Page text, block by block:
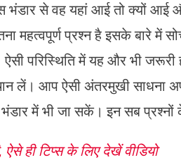
भंडार से वह यहां आई तो क्यों आई
महत्वपूर्ण प्रश्न है इसके बारे में
परिस्थिति में यह और भी जरूरी
लें। आप ऐसी अंतरमुखी साधना
में भी जा सकें। इन सब प्रश्नों के
ऐसे ही टिप्स के लिए देखें वीडियो